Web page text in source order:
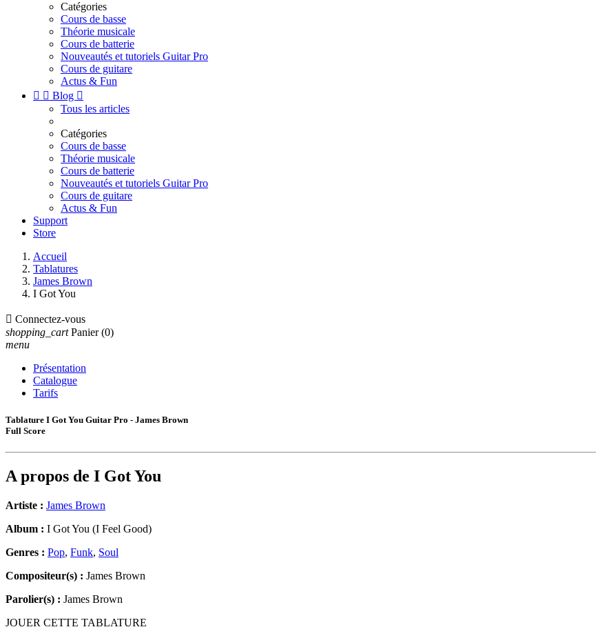
Catégories
Cours de basse
Théorie musicale
Cours de batterie
Nouveautés et tutoriels Guitar Pro
Cours de guitare
Actus & Fun
  Blog 
Tous les articles
Catégories
Cours de basse
Théorie musicale
Cours de batterie
Nouveautés et tutoriels Guitar Pro
Cours de guitare
Actus & Fun
Support
Store
Accueil
Tablatures
James Brown
I Got You
 Connectez-vous
shopping_cart Panier (0)
menu
Présentation
Catalogue
Tarifs
Tablature I Got You Guitar Pro - James Brown
Full Score
A propos de I Got You
Artiste : James Brown
Album : I Got You (I Feel Good)
Genres : Pop, Funk, Soul
Compositeur(s) : James Brown
Parolier(s) : James Brown
JOUER CETTE TABLATURE